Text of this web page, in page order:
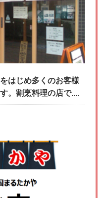
はじめ多くのお客様
。割烹料理の店で....